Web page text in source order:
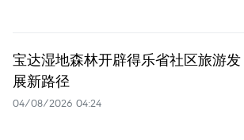
宝达湿地森林开辟得乐省社区旅游发
展新路径
04/08/2026 04:24